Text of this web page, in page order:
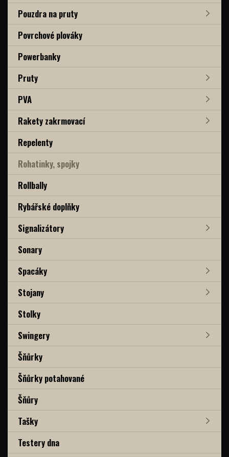
Pouzdra na pruty
Povrchové plováky
Powerbanky
Pruty
PVA
Rakety zakrmovací
Repelenty
Rohatinky, spojky
Rollbally
Rybářské doplňky
Signalizátory
Sonary
Spacáky
Stojany
Stolky
Swingery
Šňůrky
Šňůrky potahované
Šňůry
Tašky
Testery dna